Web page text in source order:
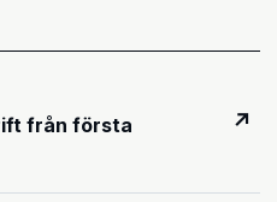
från första
↗